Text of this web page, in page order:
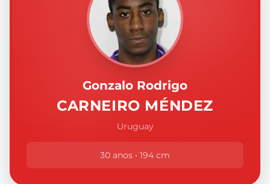
Gonzalo Rodrigo
CARNEIRO MÉNDEZ
Uruguay
30 anos • 194 cm